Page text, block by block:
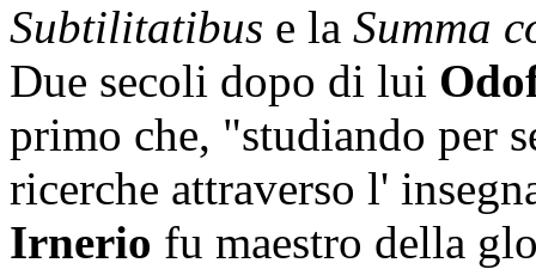
Subtilitatibus e la Summa
Due secoli dopo di lui
primo che, "studiando per
ricerche attraverso l'
Irnerio fu maestro della